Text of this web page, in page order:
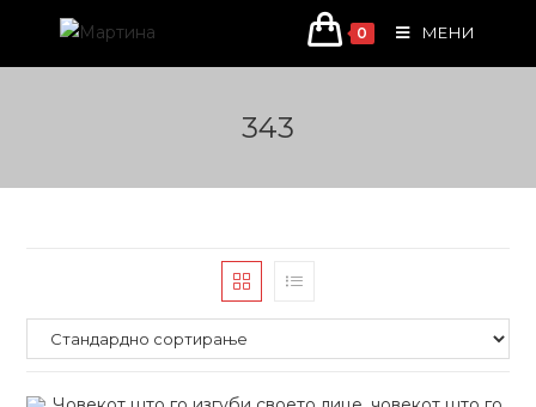
content
0 МЕНИ
343